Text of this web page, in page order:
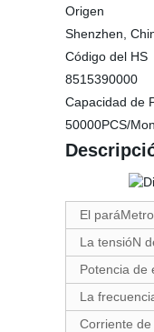
Origen
Shenzhen,
Código del HS
8515390000
Capacidad de
50000PCS/
El
La tensióN
Potencia de
La
Corriente